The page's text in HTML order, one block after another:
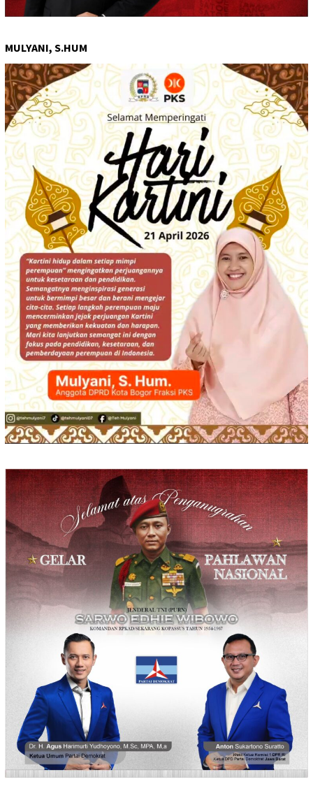
MULYANI, S.HUM